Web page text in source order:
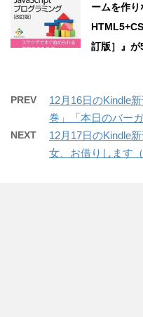
ームを作
訂版］』
PREV
12月16日のKindle
巻」「本日のバー
NEXT
12月17日のKindle
女、お借りします